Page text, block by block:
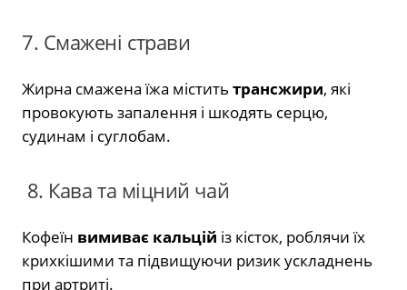
7. Смажені страви
Жирна смажена їжа містить трансжири, які
провокують запалення і шкодять серцю,
судинам і суглобам.
8. Кава та міцний чай
Кофеїн вимиває кальцій із кісток, роблячи їх
крихкішими та підвищуючи ризик ускладнень
при артриті.